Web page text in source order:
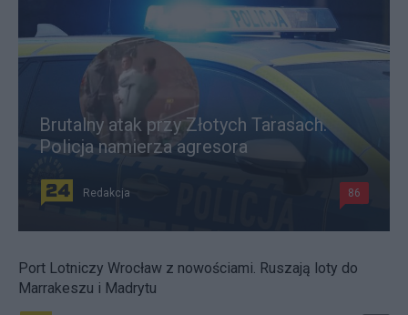
Brutalny atak przy Złotych Tarasach.
Policja namierza agresora
Redakcja 86
Port Lotniczy Wrocław z nowościami. Ruszają loty do
Marrakeszu i Madrytu